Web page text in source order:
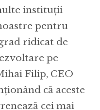
instituții
pentru
ridicat de
pe
Filip, CEO
că aceste
cei mai